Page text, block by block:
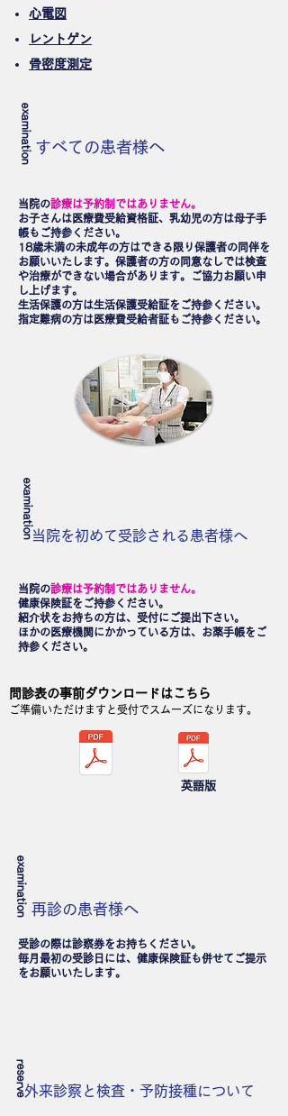
心電図
レントゲン
骨密度測定
examination すべての患者様へ
当院の診療は予約制ではありません。
お子さんは医療費受給資格証、乳幼児の方は母子手
帳もご持参ください。
18歳未満の未成年の方はできる限り保護者の同伴を
お願いいたします。保護者の方の同意なしでは検査
や治療ができない場合があります。ご協力お願い申
し上げます。
生活保護の方は生活保護受給証をご持参ください。
指定難病の方は医療費受給者証もご持参ください。
examination当院を初めて受診される患者様へ
当院の診療は予約制ではありません。
健康保険証をご持参ください。
紹介状をお持ちの方は、受付にご提出下さい。
ほかの医療機関にかかっている方は、お薬手帳をご
持参ください。
問診表の事前ダウンロードはこちら
ご準備いただけますと受付でスムーズになります。
英語版
examination 再診の患者様へ
受診の際は診察券をお持ちください。
毎月最初の受診日には、健康保険証も併せてご提示
をお願いいたします。
reserve外来診察と検査・予防接種について